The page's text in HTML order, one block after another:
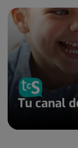
Tu canal